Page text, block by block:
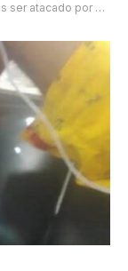
por un pitbull